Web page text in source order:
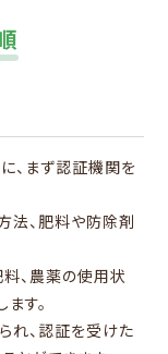
、まず認証機関を
法、肥料や防除剤
、農薬の使用状
す。
れ、認証を受けた